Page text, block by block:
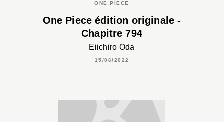
ONE PIECE
One Piece édition originale -
Chapitre 794
Eiichiro Oda
15/06/2022